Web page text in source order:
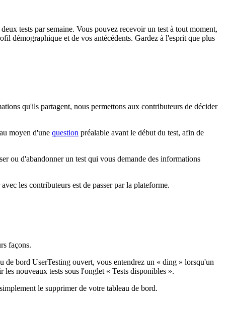
tests par semaine. Vous pouvez recevoir un test à tout moment,
démographique et de vos antécédents. Gardez à l'esprit que plus
qu'ils partagent, nous permettons aux contributeurs de décider
moyen d'une question préalable avant le début du test, afin de
ou d'abandonner un test qui vous demande des informations
les contributeurs est de passer par la plateforme.
façons.
bord UserTesting ouvert, vous entendrez un « ding » lorsqu'un
nouveaux tests sous l'onglet « Tests disponibles ».
le supprimer de votre tableau de bord.